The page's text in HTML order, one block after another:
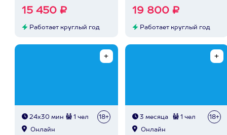
15 450 ₽
Работает круглый год
19 800 ₽
Работает круглый год
24х30 мин 1 чел 18+
Онлайн
3 месяца 1 чел 18+
Онлайн